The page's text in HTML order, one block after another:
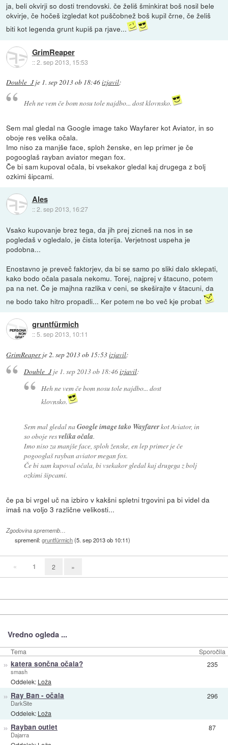
ja, beli okvirji so dosti trendovski. če želiš šminkirat boš nosil bele
okvirje, če hočeš izgledat kot puščobnež boš kupil črne, če želiš
biti kot legenda grunt kupiš pa rjave...
GrimReaper
::2. sep 2013, 15:53
Double_Jje 1. sep 2013 ob 18:46izjavil:
Heh ne vem če bom nosu tole najdbo... dost klovnsko.
Sem mal gledal na Google image tako Wayfarer kot Aviator, in so
oboje res velika očala.
Imo niso za manjše face, sploh ženske, en lep primer je če
pogooglaš rayban aviator megan fox.
Če bi sam kupoval očala, bi vsekakor gledal kaj drugega z bolj
ozkimi šipcami.
Ales
::2. sep 2013, 16:27
Vsako kupovanje brez tega, da jih prej zicneš na nos in se
pogledaš v ogledalo, je čista loterija. Verjetnost uspeha je
podobna...
Enostavno je preveč faktorjev, da bi se samo po sliki dalo sklepati,
kako bodo očala pasala nekomu. Torej, najprej v štacuno, potem
pa na net. Če je majhna razlika v ceni, se skeširajte v štacuni, da
ne bodo tako hitro propadli... Ker potem ne bo več kje probat
gruntfürmich
::5. sep 2013, 10:11
GrimReaperje2. sep 2013 ob 15:53izjavil:
Double_Jje 1. sep 2013 ob 18:46izjavil:
Heh ne vem če bom nosu tole najdbo... dost
klovnsko.
Sem mal gledal naGoogle image tako Wayfarerkot Aviator, in
so oboje resvelika očala.
Imo niso za manjše face, sploh ženske, en lep primer je če
pogooglaš rayban aviator megan fox.
Če bi sam kupoval očala, bi vsekakor gledal kaj drugega z bolj
ozkimi šipcami.
če pa bi vrgel uč na izbiro v kakšni spletni trgovini pa bi videl da
imaš na voljo 3 različne velikosti...
Zgodovina sprememb…
spremenil:gruntfürmich(5. sep 2013 ob 10:11)
« 1 2 »
Vredno ogleda ...
Tema Sporočila
» katera sončna očala?
smash
Oddelek: Loža
235
» Ray Ban - očala
DarkSite
Oddelek: Loža
296
» Rayban outlet
Dajarra
87